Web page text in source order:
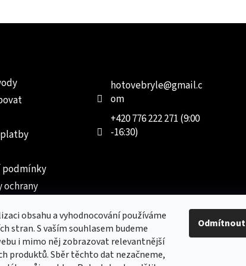
obsahu a vyhodnocování používáme
stran. S vaším souhlasem budeme
i mimo něj zobrazovat relevantnější
produktů. Sběr těchto dat nezačneme,
Odmítnout
podmínky
ochrany
hotovebryle@gmail.c
om
+420 776 222 271 (9:00
-16:30)